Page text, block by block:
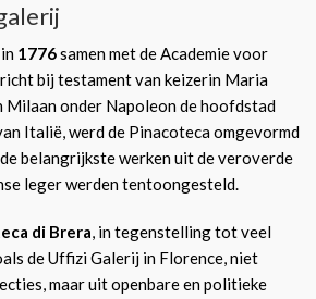
1776samen met de Academie voor
bij testament van keizerin Maria
Milaan onder Napoleon de hoofdstad
Italië, werd de Pinacoteca omgevormd
belangrijkste werken uit de veroverde
leger werden tentoongesteld.
di Brera, in tegenstelling tot veel
de Uffizi Galerij in Florence, niet
maar uit openbare en politieke